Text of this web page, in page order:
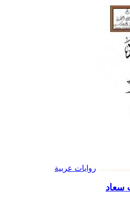
روايات عربية
سعاد